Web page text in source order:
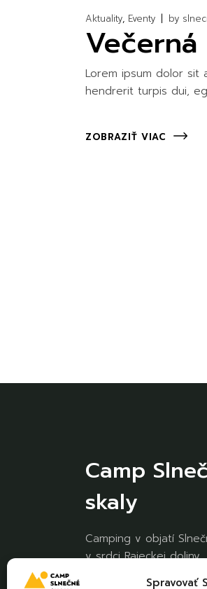
Spravovať
Aktuality Eventy by
Lorem ipsum dolor sit
hendrerit turpis dui,
ZOBRAZIŤ VIAC
Camp
skaly
Camping v objatí
v srdci Rajeckej doliny.